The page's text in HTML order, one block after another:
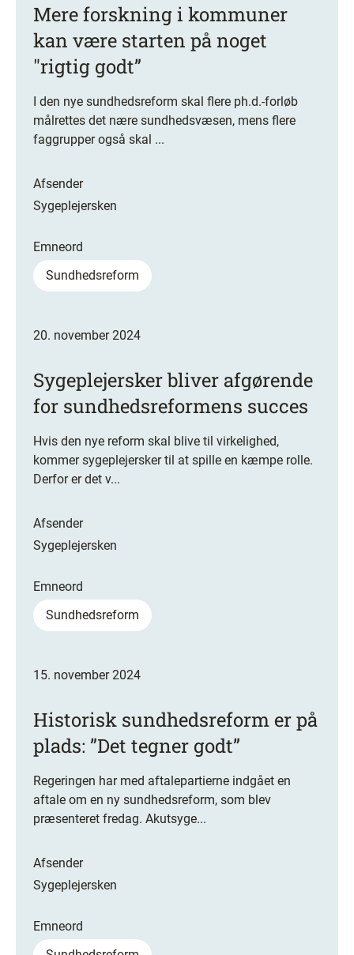
Mere forskning i kommuner
kan være starten på noget
"rigtig godt”
I den nye sundhedsreform skal flere ph.d.-forløb
målrettes det nære sundhedsvæsen, mens flere
faggrupper også skal ...
Afsender
Sygeplejersken
Emneord
Sundhedsreform
20. november 2024
Sygeplejersker bliver afgørende
for sundhedsreformens succes
Hvis den nye reform skal blive til virkelighed,
kommer sygeplejersker til at spille en kæmpe rolle.
Derfor er det v...
Afsender
Sygeplejersken
Emneord
Sundhedsreform
15. november 2024
Historisk sundhedsreform er på
plads: ”Det tegner godt”
Regeringen har med aftalepartierne indgået en
aftale om en ny sundhedsreform, som blev
præsenteret fredag. Akutsyge...
Afsender
Sygeplejersken
Emneord